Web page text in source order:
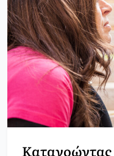
Κατανοώντας